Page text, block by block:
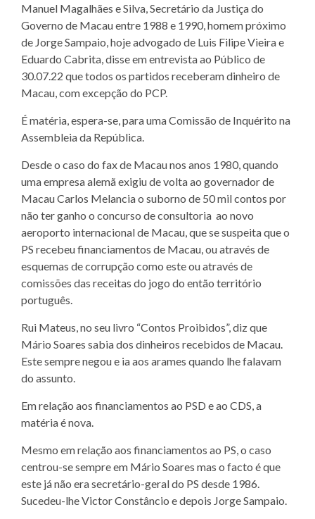
Manuel Magalhães e Silva, Secretário da Justiça do
Governo de Macau entre 1988 e 1990, homem próximo
de Jorge Sampaio, hoje advogado de Luis Filipe Vieira e
Eduardo Cabrita, disse em entrevista ao Público de
30.07.22 que todos os partidos receberam dinheiro de
Macau, com excepção do PCP.
É matéria, espera-se, para uma Comissão de Inquérito na
Assembleia da República.
Desde o caso do fax de Macau nos anos 1980, quando
uma empresa alemã exigiu de volta ao governador de
Macau Carlos Melancia o suborno de 50 mil contos por
não ter ganho o concurso de consultoria ao novo
aeroporto internacional de Macau, que se suspeita que o
PS recebeu financiamentos de Macau, ou através de
esquemas de corrupção como este ou através de
comissões das receitas do jogo do então território
português.
Rui Mateus, no seu livro “Contos Proibidos”, diz que
Mário Soares sabia dos dinheiros recebidos de Macau.
Este sempre negou e ia aos arames quando lhe falavam
do assunto.
Em relação aos financiamentos ao PSD e ao CDS, a
matéria é nova.
Mesmo em relação aos financiamentos ao PS, o caso
centrou-se sempre em Mário Soares mas o facto é que
este já não era secretário-geral do PS desde 1986.
Sucedeu-lhe Victor Constâncio e depois Jorge Sampaio.